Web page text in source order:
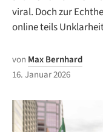
viral. Doch zur
online teils
von Max Bernhard
16. Januar 2026